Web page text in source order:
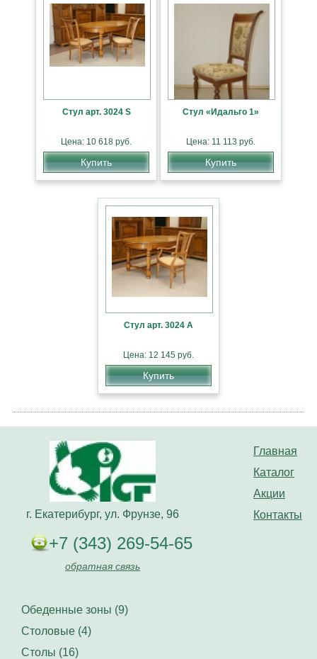
Стул арт. 3024 S
Цена: 10 618 руб.
Купить
Стул «Идальго 1»
Цена: 11 113 руб.
Купить
Стул арт. 3024 А
Цена: 12 145 руб.
Купить
Главная
Каталог
Акции
Контакты
г. Екатерибург, ул. Фрунзе, 96
+7 (343) 269-54-65
обратная связь
Обеденные зоны (9)
Столовые (4)
Столы (16)